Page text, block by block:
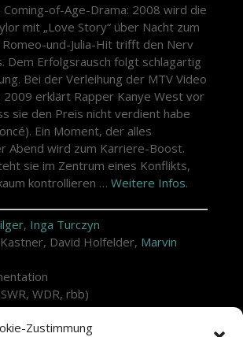
Zustimmung
Coming-of-Age-Drama: 2008 wird die
mit „Love Story“ über Nacht zum
und-Julia-Hit trifft den Nerv
Dem Erfolgsrausch folgt schlagartig
Bei der Verleihung der MTV Video
2009 erklärt Rapper Kanye West vor
sie den Preis nicht verdient habe
Ein Moment, der alles
Abend wird zum Karriere-Boost.
sie im Zentrum eines Konflikts,
kontrollieren … Weitere Infos.
, Inga Turczyn
Kastner, David Holfelder, Marvin
WDR, rbb)